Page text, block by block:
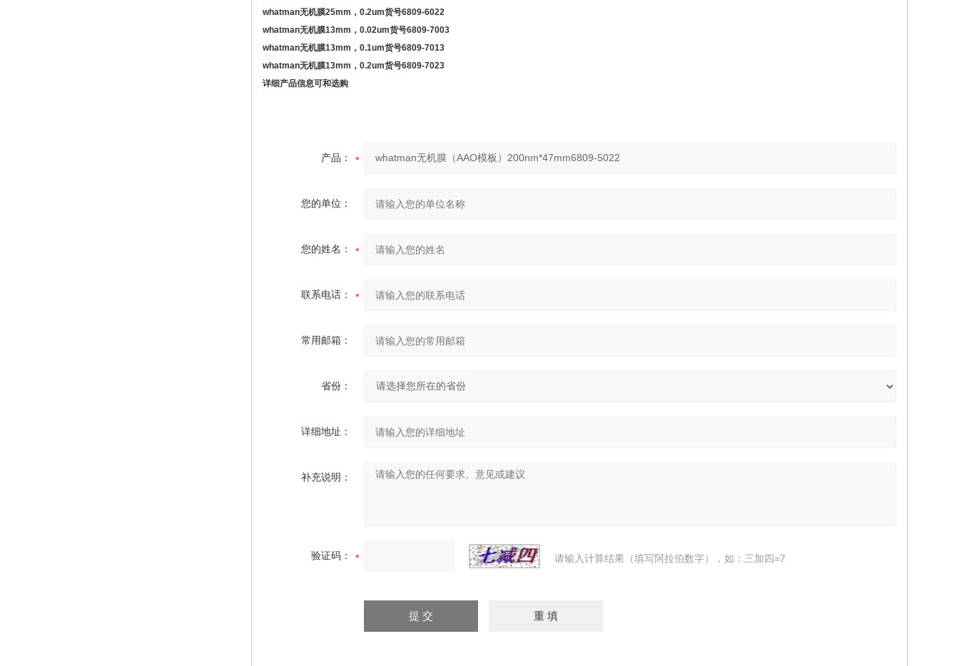
whatman无机膜25mm ， 0.2um货号6809-6022
whatman无机膜13mm ， 0.02um货号6809-7003
whatman无机膜13mm ， 0.1um货号6809-7013
whatman无机膜13mm ， 0.2um货号6809-7023
详细产品信息可和选购
产品：
您的单位：
您的姓名：
联系电话：
常用邮箱：
省份：
详细地址：
补充说明：
验证码： 请输入计算结果（填写阿拉伯数字），如：三加四=7